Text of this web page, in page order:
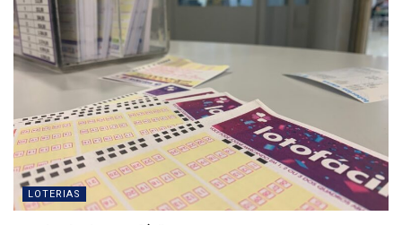
LOTERIAS